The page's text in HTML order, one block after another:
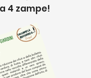
4 zampe!